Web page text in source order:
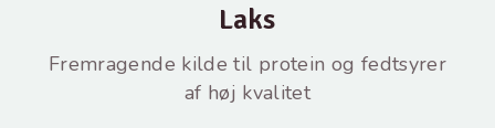
Laks
Fremragende kilde til protein og fedtsyrer
af høj kvalitet